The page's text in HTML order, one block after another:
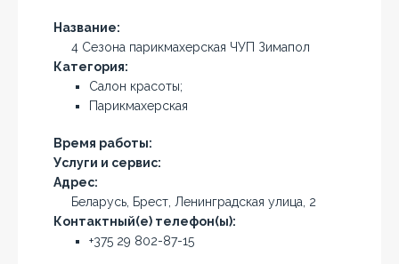
Название:
4 Сезона парикмахерская ЧУП Зимапол
Категория:
Салон красоты;
Парикмахерская
Время работы:
Услуги и сервис:
Адрес:
Беларусь, Брест, Ленинградская улица, 2
Контактный(е) телефон(ы):
+375 29 802-87-15